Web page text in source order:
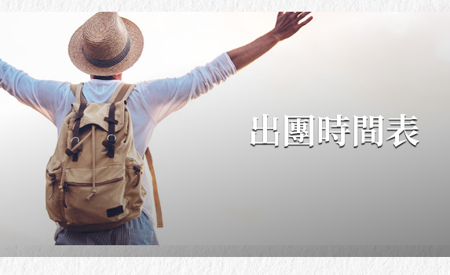
出團時間表